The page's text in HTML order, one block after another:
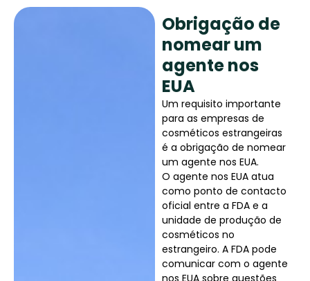
Obrigação de
nomear um
agente nos
EUA
Um requisito importante
para as empresas de
cosméticos estrangeiras
é a obrigação de nomear
um agente nos EUA.
O agente nos EUA atua
como ponto de contacto
oficial entre a FDA e a
unidade de produção de
cosméticos no
estrangeiro. A FDA pode
comunicar com o agente
nos EUA sobre questões